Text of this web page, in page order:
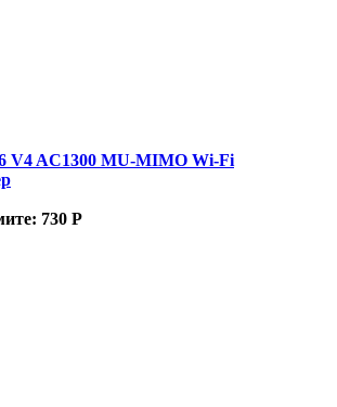
V4 AC1300 MU-MIMO Wi-Fi
730 Р